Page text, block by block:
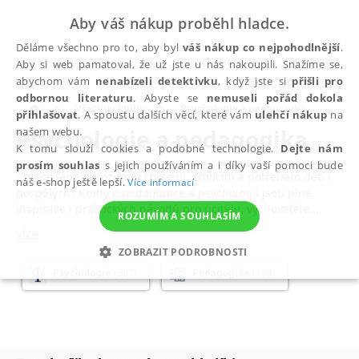
Všechny knihy Psychologie a pedagogika
Psychologie a pedagogika
Chcete lépe porozumět chování, emocím a potřebám dětí i
dospělých? Knihy o pedagogice a psychologii jsou plné
inspirace i praktických návodů pro učitele, vychovatele,
pomáhající profese i rodiče – pomáhají rozvíjet empatii,
jistotu. V této kategorii najdete knihy zaměřené na teorii i
psychologie a pedagogických oborů, pedagogická literatura,
Aby váš nákup proběhl hladce.
Děláme všechno pro to, aby bylváš nákup co nejpohodlnější.
Aby si web pamatoval, že už jste u nás nakoupili. Snažíme se,
abychom vám nenabízeli detektivku, když jste si přišli pro
odbornou literaturu. Abyste se nemuseli pořád dokola
přihlašovat. A spoustu dalších věcí, které vám ulehčí nákup na
našem webu.
K tomu slouží cookies a podobné technologie. Dejte nám
prosím souhlas s jejich používáním a i díky vaší pomoci bude
náš e-shop ještě lepší.Více informací
ROZUMÍM A SOUHLASÍM
ZOBRAZIT PODROBNOSTI
NEZBYTNÉ ANALYTICKÉ MARKETINGOVÉ